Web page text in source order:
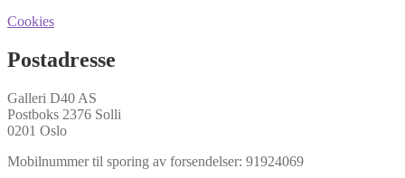
Cookies
Postadresse
Galleri D40 AS
Postboks 2376 Solli
0201 Oslo
Mobilnummer til sporing av forsendelser: 91924069